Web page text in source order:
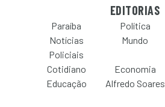
EDITORIAS
Paraíba Política
Notícias
Policiais
Mundo
Cotidiano Economia
Educação
Alfredo Soares